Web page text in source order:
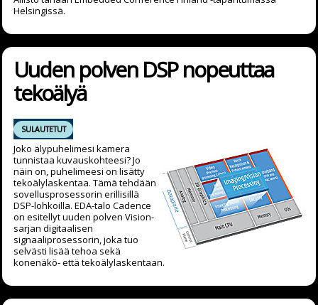
Helsingissä.
Uuden polven DSP nopeuttaa
tekoälyä
SULAUTETUT
Joko älypuhelimesi kamera
tunnistaa kuvauskohteesi? Jo
näin on, puhelimeesi on lisätty
tekoälylaskentaa. Tämä tehdään
sovellusprosessorin erillisillä
DSP-lohkoilla. EDA-talo Cadence
on esitellyt uuden polven Vision-
sarjan digitaalisen
signaaliprosessorin, joka tuo
selvästi lisää tehoa sekä
konenäkö- että tekoälylaskentaan.